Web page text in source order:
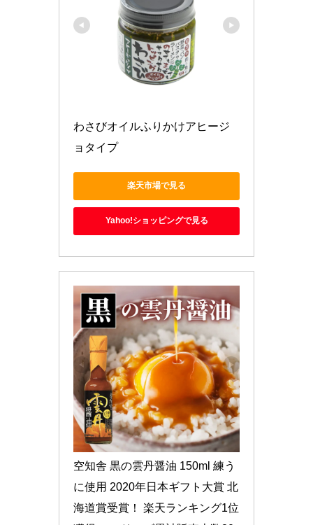
わさびオイルふりかけアヒージ
ョタイプ
楽天市場で見る
Yahoo!ショッピングで見る
空知舎 黒の雲丹醤油 150ml 練う
に使用 2020年日本ギフト大賞 北
海道賞受賞！ 楽天ランキング1位